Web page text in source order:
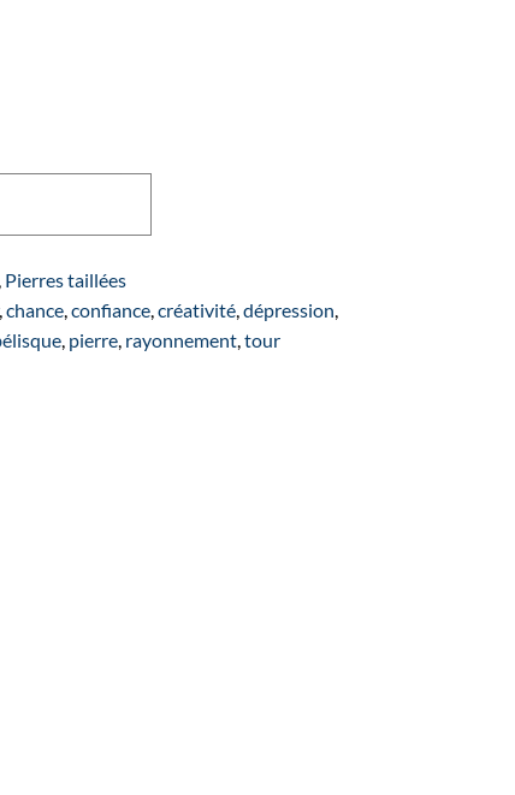
, Pierres taillées
,chance,confiance,créativité,dépression,
, pierre, rayonnement,tour